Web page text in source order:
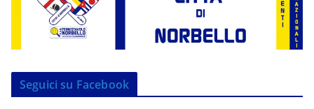
Seguici su Facebook